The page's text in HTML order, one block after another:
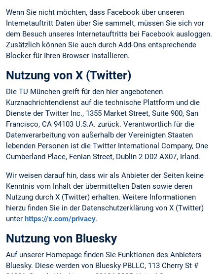
Wenn Sie nicht möchten, dass Facebook über unseren
Internetauftritt Daten über Sie sammelt, müssen Sie sich vor
dem Besuch unseres Internetauftritts bei Facebook ausloggen.
Zusätzlich können Sie auch durch Add-Ons entsprechende
Blocker für Ihren Browser installieren.
Nutzung von X (Twitter)
Die TU München greift für den hier angebotenen
Kurznachrichtendienst auf die technische Plattform und die
Dienste der Twitter Inc., 1355 Market Street, Suite 900, San
Francisco, CA 94103 U.S.A. zurück. Verantwortlich für die
Datenverarbeitung von außerhalb der Vereinigten Staaten
lebenden Personen ist die Twitter International Company, One
Cumberland Place, Fenian Street, Dublin 2 D02 AX07, Irland.
Wir weisen darauf hin, dass wir als Anbieter der Seiten keine
Kenntnis vom Inhalt der übermittelten Daten sowie deren
Nutzung durch X (Twitter) erhalten. Weitere Informationen
hierzu finden Sie in der Datenschutzerklärung von X (Twitter)
unter https://x.com/privacy.
Nutzung von Bluesky
Auf unserer Homepage finden Sie Funktionen des Anbieters
Bluesky. Diese werden von Bluesky PBLLC, 113 Cherry St #